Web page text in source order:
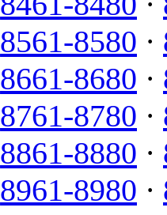
8561-8580 ·
8661-8680 ·
8761-8780 ·
8861-8880 ·
8961-8980 ·